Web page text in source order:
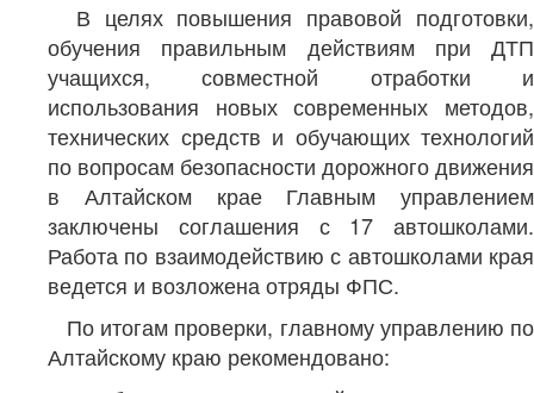
В целях повышения правовой подготовки,
обучения правильным действиям при ДТП
учащихся, совместной отработки и
использования новых современных методов,
технических средств и обучающих технологий
по вопросам безопасности дорожного движения
в Алтайском крае Главным управлением
заключены соглашения с 17 автошколами.
Работа по взаимодействию с автошколами края
ведется и возложена отряды ФПС.
По итогам проверки, главному управлению по
Алтайскому краю рекомендовано: